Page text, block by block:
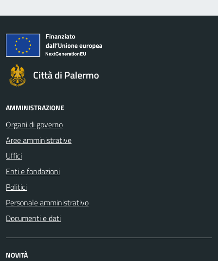
Città di Palermo
AMMINISTRAZIONE
Organi di governo
Aree amministrative
Uffici
Enti e fondazioni
Politici
Personale amministrativo
Documenti e dati
NOVITÀ